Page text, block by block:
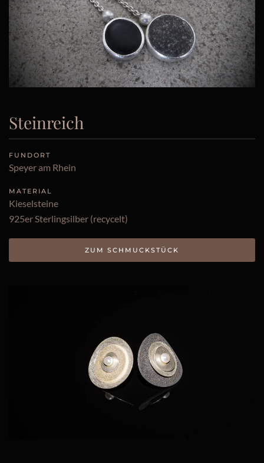
Steinreich
FUNDORT
Speyer am Rhein
MATERIAL
Kieselsteine
925er Sterlingsilber (recycelt)
ZUM SCHMUCKSTÜCK